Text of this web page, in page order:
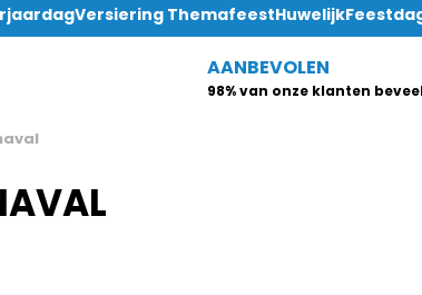
Versiering ThemafeestHuwelijk
AANBEVOLEN
98% van onze klanten